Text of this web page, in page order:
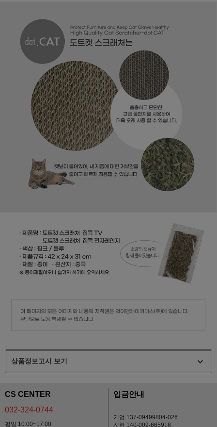
상품정보고시 보기
CS CENTER
032-324-0744
평일 10:00~17:00
입금안내
기업 137-09499804-026
신한 140-009-665918